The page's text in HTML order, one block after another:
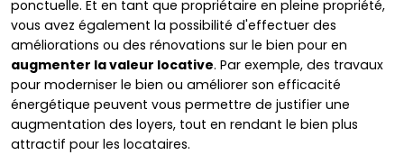
ponctuelle. Et en tant que propriétaire en pleine propriété,
vous avez également la possibilité d'effectuer des
améliorations ou des rénovations sur le bien pour en
augmenter la valeur locative. Par exemple, des travaux
pour moderniser le bien ou améliorer son efficacité
énergétique peuvent vous permettre de justifier une
augmentation des loyers, tout en rendant le bien plus
attractif pour les locataires.